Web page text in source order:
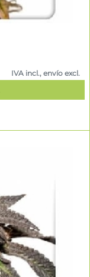
IVA incl., envío excl.